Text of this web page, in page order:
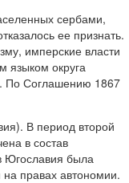
сербами,
ее признать.
имперские власти
языком округа
По Соглашению 1867
В период второй
в состав
Югославия была
правах автономии.